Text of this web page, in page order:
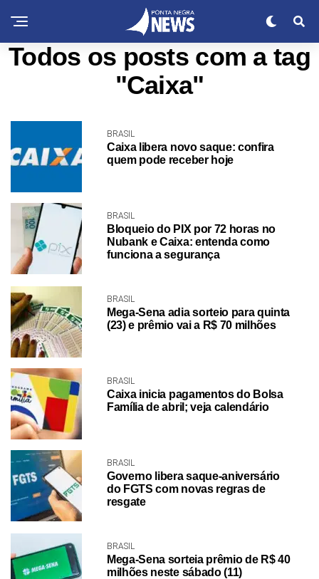
Todos os posts com a tag
"Caixa"
BRASIL
Caixa libera novo saque: confira
quem pode receber hoje
BRASIL
Bloqueio do PIX por 72 horas no
Nubank e Caixa: entenda como
funciona a segurança
BRASIL
Mega-Sena adia sorteio para quinta
(23) e prêmio vai a R$ 70 milhões
BRASIL
Caixa inicia pagamentos do Bolsa
Família de abril; veja calendário
BRASIL
Governo libera saque-aniversário
do FGTS com novas regras de
resgate
BRASIL
Mega-Sena sorteia prêmio de R$ 40
milhões neste sábado (11)